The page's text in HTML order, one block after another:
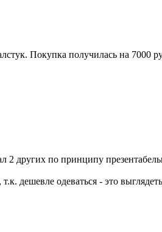
Покупка получилась на 7000
2 других по принципу
дешевле одеваться - это